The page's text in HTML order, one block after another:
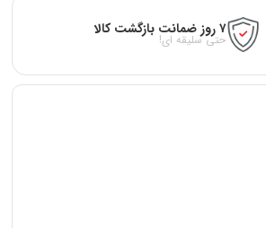
۷ روز ضمانت بازگشت کالا
حتی سلیقه ای!